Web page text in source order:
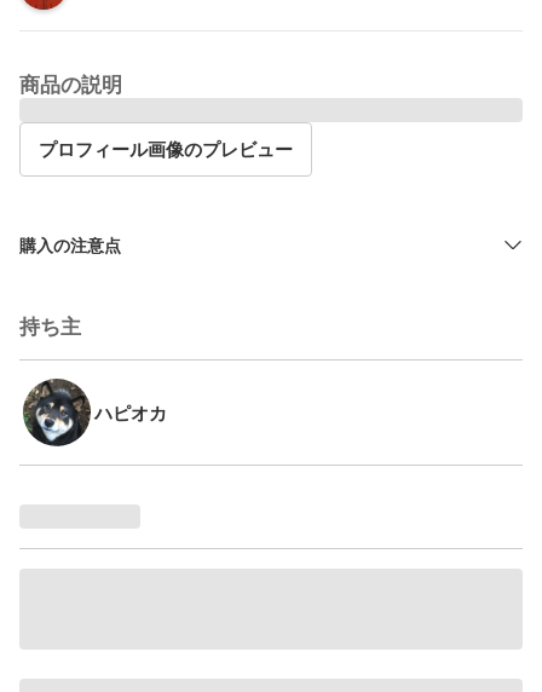
商品の説明
プロフィール画像のプレビュー
購入の注意点
持ち主
ハピオカ